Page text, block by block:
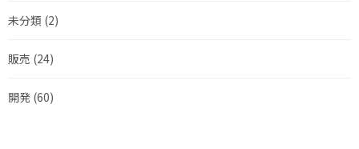
未分類 (2)
販売 (24)
開発 (60)